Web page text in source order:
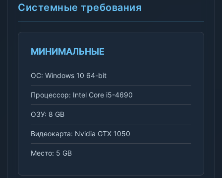
Системные требования
МИНИМАЛЬНЫЕ
ОС: Windows 10 64-bit
Процессор: Intel Core i5-4690
ОЗУ: 8 GB
Видеокарта: Nvidia GTX 1050
Место: 5 GB